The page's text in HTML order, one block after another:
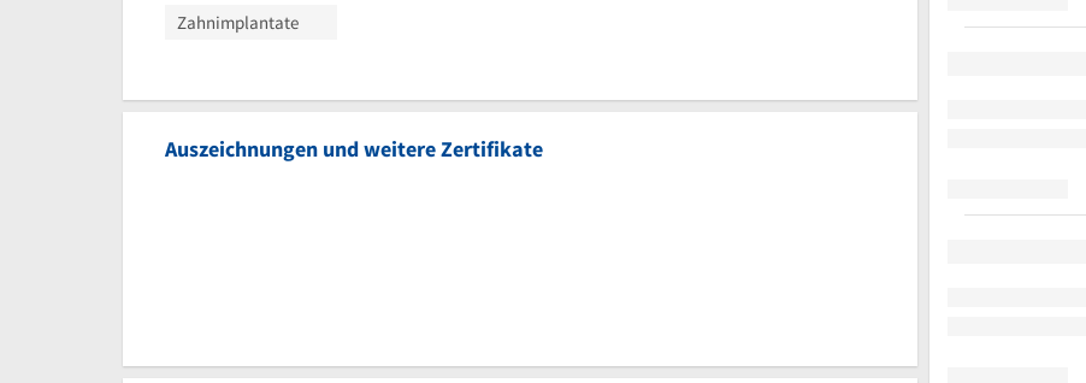
Zahnimplantate
Auszeichnungen und weitere Zertifikate